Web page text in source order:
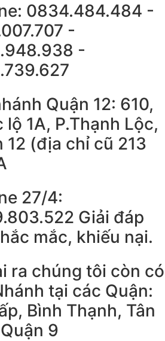
0834.484.484 -
-
-
Quận 12: 610,
lộ 1A, P.Thạnh Lộc,
12 (địa chỉ cũ 213
27/4:
Giải đáp
mắc, khiếu nại.
ra chúng tôi còn có
tại các Quận:
Bình Thạnh, Tân
9